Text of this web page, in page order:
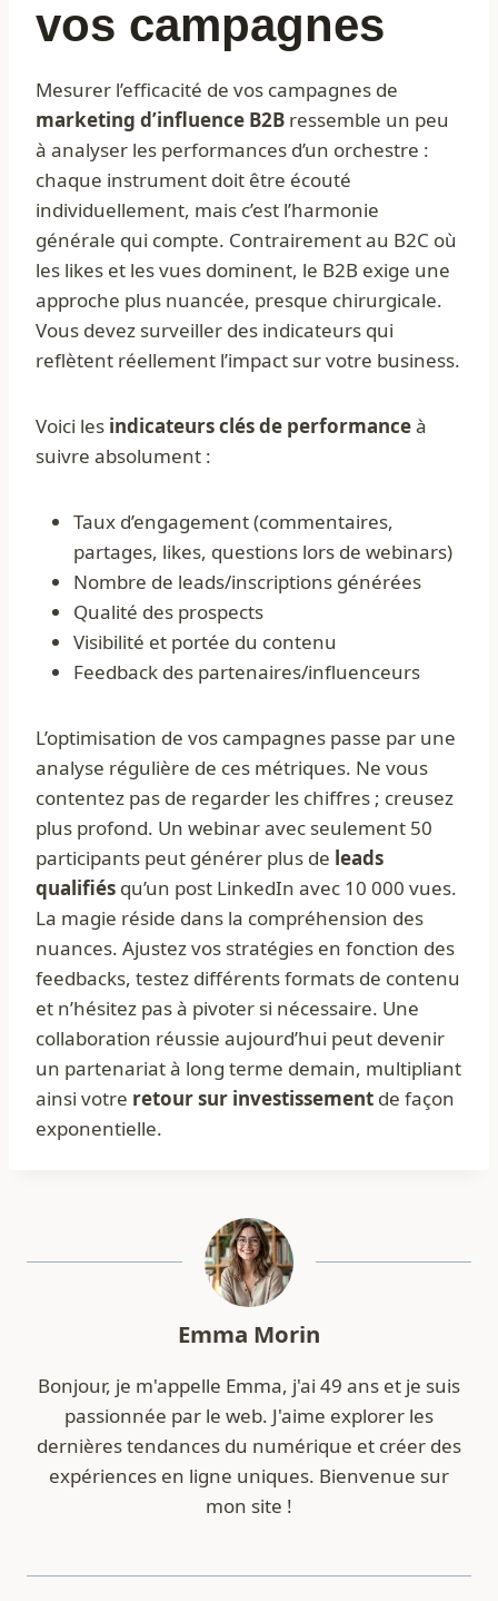
vos campagnes
Mesurer l’efficacité de vos campagnes de
marketing d’influence B2B ressemble un peu
à analyser les performances d’un orchestre :
chaque instrument doit être écouté
individuellement, mais c’est l’harmonie
générale qui compte. Contrairement au B2C où
les likes et les vues dominent, le B2B exige une
approche plus nuancée, presque chirurgicale.
Vous devez surveiller des indicateurs qui
reflètent réellement l’impact sur votre business.
Voici les indicateurs clés de performanceà
suivre absolument :
Taux d’engagement (commentaires,
partages, likes, questions lors de webinars)
Nombre de leads/inscriptions générées
Qualité des prospects
Visibilité et portée du contenu
Feedback des partenaires/influenceurs
L’optimisation de vos campagnes passe par une
analyse régulière de ces métriques. Ne vous
contentez pas de regarder les chiffres ; creusez
plus profond. Un webinar avec seulement 50
participants peut générer plus de leads
qualifiés qu’un post LinkedIn avec 10 000 vues.
La magie réside dans la compréhension des
nuances. Ajustez vos stratégies en fonction des
feedbacks, testez différents formats de contenu
et n’hésitez pas à pivoter si nécessaire. Une
collaboration réussie aujourd’hui peut devenir
un partenariat à long terme demain, multipliant
ainsi votre retour sur investissement de façon
exponentielle.
Emma Morin
Bonjour, je m'appelle Emma, j'ai 49 ans et je suis
passionnée par le web. J'aime explorer les
dernières tendances du numérique et créer des
expériences en ligne uniques. Bienvenue sur
mon site !